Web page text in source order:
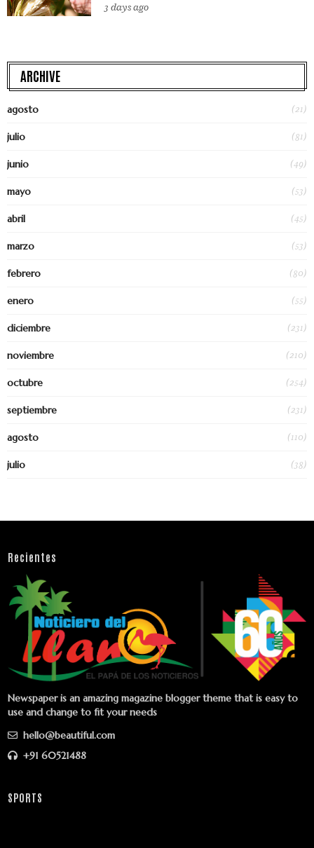
3 days ago
ARCHIVE
agosto (21)
julio (81)
junio (49)
mayo (53)
abril (45)
marzo (53)
febrero (80)
enero (55)
diciembre (231)
noviembre (210)
octubre (254)
septiembre (231)
agosto (110)
julio (38)
Recientes
Newspaper is an amazing magazine blogger theme that is easy to
use and change to fit your needs
hello@beautiful.com
+91 60521488
SPORTS